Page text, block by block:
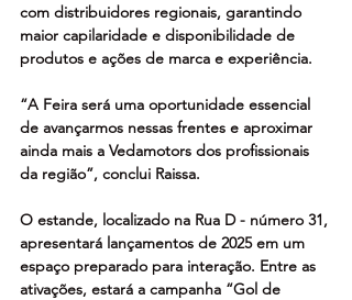
com distribuidores regionais, garantindo
maior capilaridade e disponibilidade de
produtos e ações de marca e experiência.
“A Feira será uma oportunidade essencial
de avançarmos nessas frentes e aproximar
ainda mais a Vedamotors dos profissionais
da região”, conclui Raissa.
O estande, localizado na Rua D - número 31,
apresentará lançamentos de 2025 em um
espaço preparado para interação. Entre as
ativações, estará a campanha “Gol de